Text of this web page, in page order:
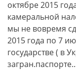
октябре 2015
камеральной
мы не вовремя
2015 года по 7
государстве ( в